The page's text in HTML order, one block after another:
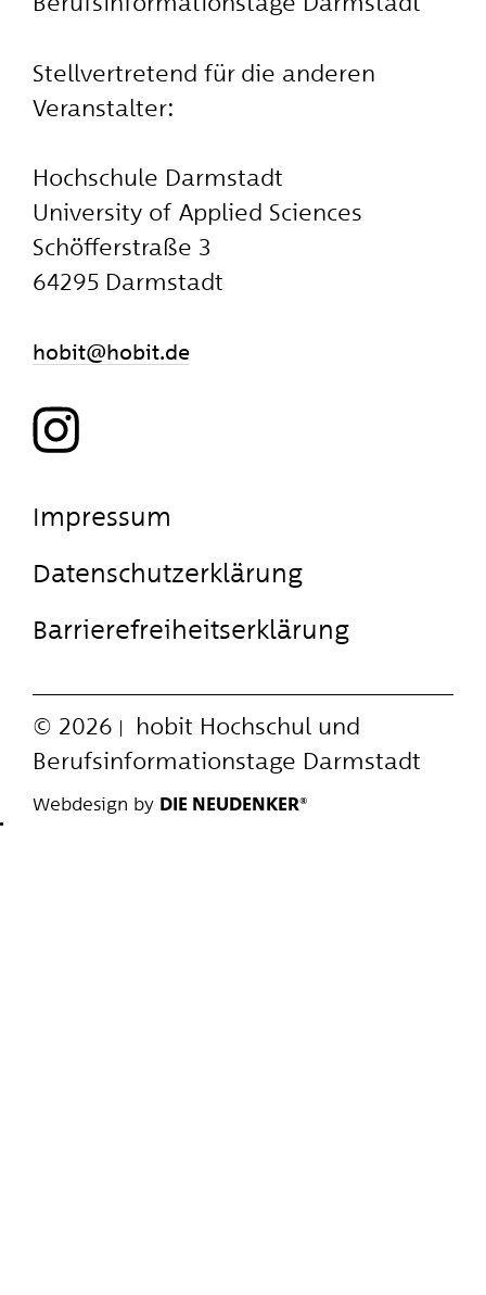
Stellvertretend für die anderen
Veranstalter:
Hochschule Darmstadt
University of Applied Sciences
Schöfferstraße 3
64295 Darmstadt
hobit ​hobit.de
Impressum
Datenschutzerklärung
Barrierefreiheitserklärung
© 2026 hobit Hochschul und
Berufsinformationstage Darmstadt
Webdesign by DIE NEUDENKER®